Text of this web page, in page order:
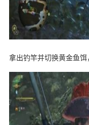
拿出钓竿并切换黄金鱼饵